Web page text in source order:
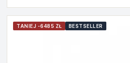
TANIEJ -6485 ZŁ BESTSELLER